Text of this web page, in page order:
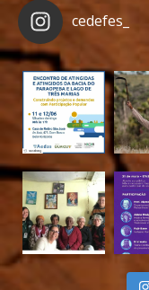
cedefes_